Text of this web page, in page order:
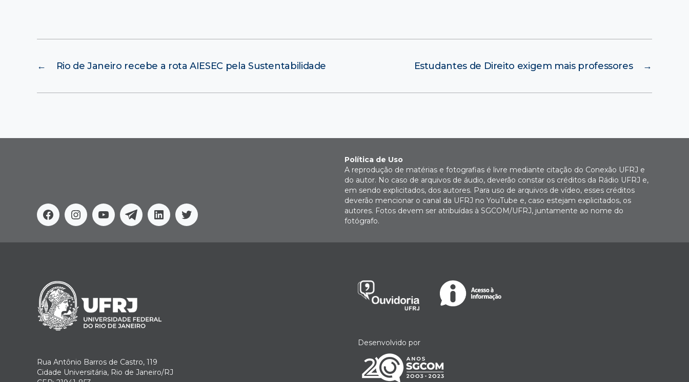
← Rio de Janeiro recebe a rota AIESEC pela Sustentabilidade →
Estudantes de Direito exigem mais professores
FacebookInstagram
YoutubeTelegramLinkedinTwitter
Política de Uso
A reprodução de matérias e fotografias é livre mediante citação do Conexão UFRJ e
do autor. No caso de arquivos de áudio, deverão constar os créditos da Rádio UFRJ e,
em sendo explicitados, dos autores. Para uso de arquivos de vídeo, esses créditos
deverão mencionar o canal da UFRJ no YouTube e, caso estejam explicitados, os
autores. Fotos devem ser atribuídas à SGCOM/UFRJ, juntamente ao nome do
fotógrafo.
Rua Antônio Barros de Castro, 119
Cidade Universitária, Rio de Janeiro/RJ
Desenvolvido por